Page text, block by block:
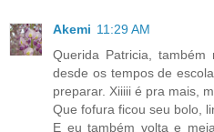
Akemi 11:29 AM
Querida Patricia,
desde os tempos de
preparar. Xiiiii é pra mais,
Que fofura ficou seu bolo,
E eu também volta e